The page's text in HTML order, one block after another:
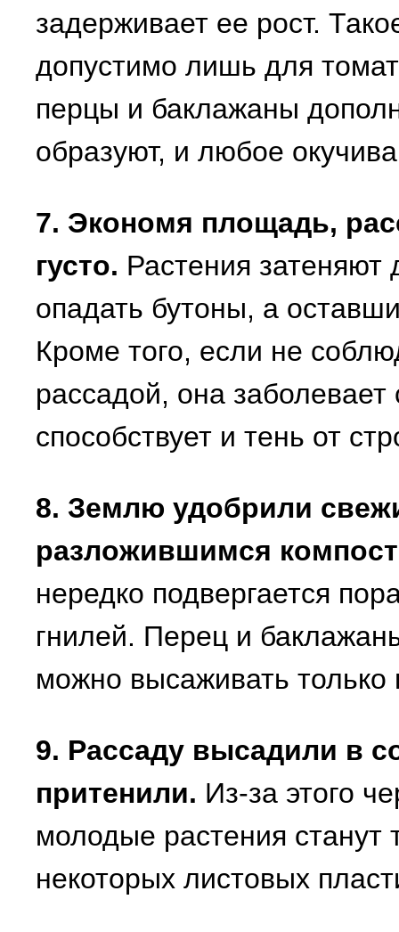
задерживает ее рост.
допустимо лишь для
перцы и баклажаны
образуют, и любое
7. Экономя площадь,
густо. Растения затеняют
опадать бутоны, а
Кроме того, если не
рассадой, она
способствует и тень от
8. Землю удобрили
разложившимся
нередко подвергается
гнилей. Перец и
можно высаживать
9. Рассаду высадили в
притенили. Из-за этого
молодые растения станут
некоторых листовых